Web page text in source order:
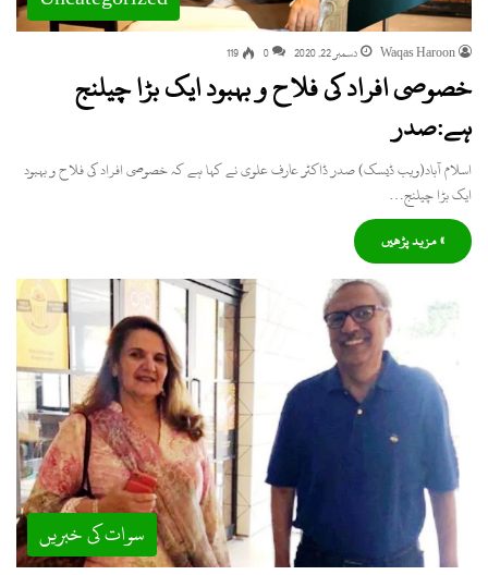
Waqas Haroon دسمبر 22, 2020 0
119
خصوصی افراد کی فلاح و بہبود ایک بڑا چیلنج
ہے:صدر
اسلام آباد(ویب ڈیسک) صدر ڈاکٹر عارف علوی نے کہا ہے کہ خصوصی افراد کی فلاح و بہبود
ایک بڑا چیلنج…
» مزید پڑھیں
سوات کی خبریں